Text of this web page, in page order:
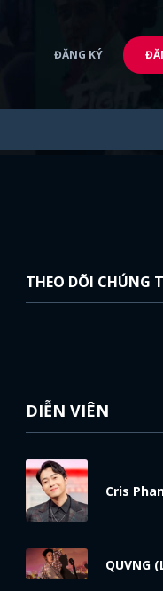
ĐĂNG KÝ
THEO DÕI CHÚNG
DIỄN VIÊN
Cris
QUVNG